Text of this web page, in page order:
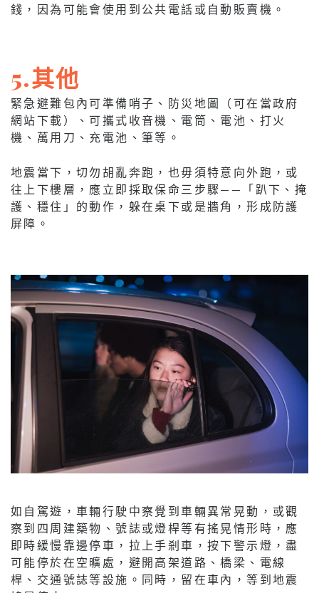
錢，因為可能會使用到公共電話或自動販賣機。
5.其他
緊急避難包內可準備哨子、防災地圖（可在當政府
網站下載）、可攜式收音機、電筒、電池、打火
機、萬用刀、充電池、筆等。
地震當下，切勿胡亂奔跑，也毋須特意向外跑，或
往上下樓層，應立即採取保命三步驟——「趴下、掩
護、穩住」的動作，躲在桌下或是牆角，形成防護
屏障。
如自駕遊，車輛行駛中察覺到車輛異常晃動，或觀
察到四周建築物、號誌或燈桿等有搖晃情形時，應
即時緩慢靠邊停車，拉上手剎車，按下警示燈，盡
可能停於在空曠處，避開高架道路、橋梁、電線
桿、交通號誌等設施。同時，留在車內，等到地震